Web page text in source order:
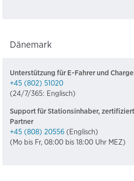
Dänemark
Unterstützung für E-Fahrer und
+45 (802) 51020
(24/7/365: Englisch)
Support für Stationsinhaber,
Partner
+45 (808) 20556 (Englisch)
(Mo bis Fr, 08:00 bis 18:00 Uhr MEZ)